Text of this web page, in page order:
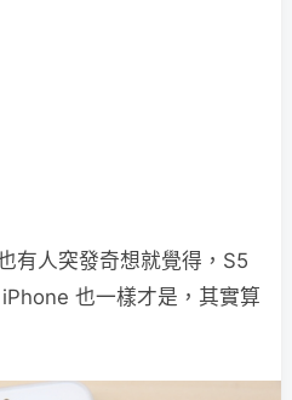
有人突發奇想就覺得，S5
也一樣才是，其實算